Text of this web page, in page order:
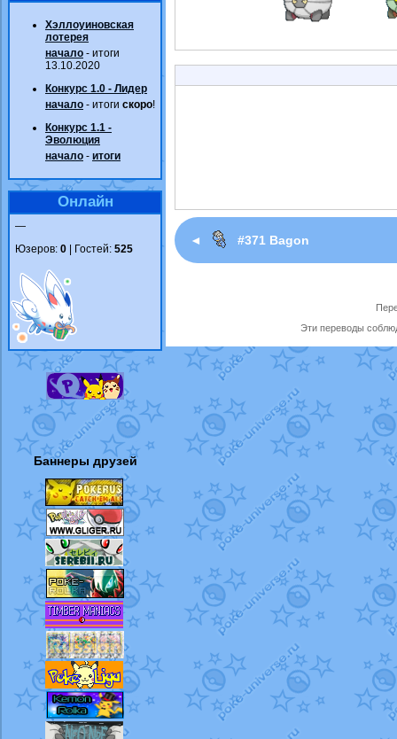
Хэллоуиновская
лотерея
начало - итоги
13.10.2020
Конкурс 1.0 - Лидер
начало - итоги скоро!
Конкурс 1.1 -
Эволюция
начало - итоги
Онлайн
—
Юзеров: 0 | Гостей: 525
Баннеры друзей
◄ #371 Bagon
Эти переводы